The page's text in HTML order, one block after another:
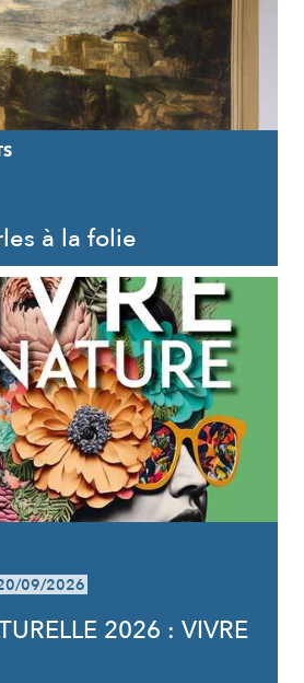
à la folie
09/2026
2026 : VIVRE